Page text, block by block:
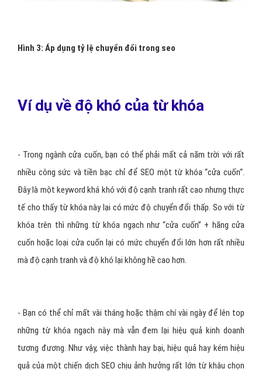
Hình 3: Áp dụng tỷ lệ chuyển đổi trong seo
Ví dụ về độ khó của từ khóa
- Trong ngành cửa cuốn, bạn có thể phải mất cả năm trời với rất
nhiều công sức và tiền bạc chỉ để SEO một từ khóa “cửa cuốn“.
Đây là một keyword khá khó với độ cạnh tranh rất cao nhưng thực
tế cho thấy từ khóa này lại có mức độ chuyển đổi thấp. So với từ
khóa trên thì những từ khóa ngạch như “cửa cuốn” + hãng cửa
cuốn hoặc loại cửa cuốn lại có mức chuyển đổi lớn hơn rất nhiều
mà độ cạnh tranh và độ khó lại không hề cao hơn.
- Bạn có thể chỉ mất vài tháng hoặc thậm chí vài ngày để lên top
những từ khóa ngạch này mà vẫn đem lại hiệu quả kinh doanh
tương đương. Như vậy, việc thành hay bại, hiệu quả hay kém hiệu
quả của một chiến dịch SEO chịu ảnh hưởng rất lớn từ khâu chọn